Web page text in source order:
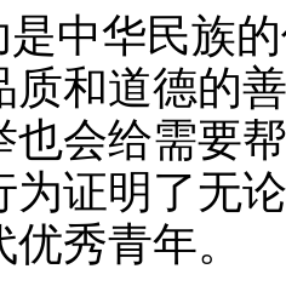
中华民族
质和道德的
也会给需要
为证明了无
秀青年。